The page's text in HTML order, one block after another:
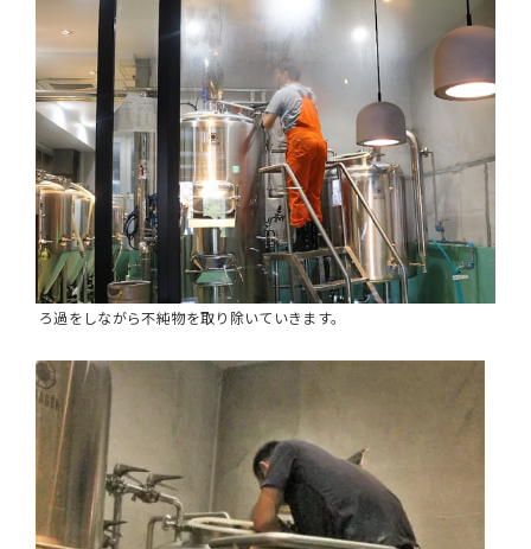
ろ過をしながら不純物を取り除いていきます。